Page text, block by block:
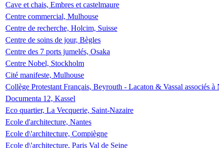
Cave et chais, Embres et castelmaure
Centre commercial, Mulhouse
Centre de recherche, Holcim, Suisse
Centre de soins de jour, Bègles
Centre des 7 ports jumelés, Osaka
Centre Nobel, Stockholm
Cité manifeste, Mulhouse
Collège Protestant Français, Beyrouth - Lacaton & Vassal associés
Documenta 12, Kassel
Eco quartier, La Vecquerie, Saint-Nazaire
Ecole d'architecture, Nantes
Ecole d\'architecture, Compiègne
Ecole d\'architecture, Paris Val de Seine